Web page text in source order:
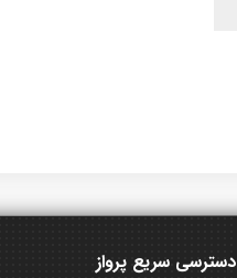
دسترسی سریع پرواز